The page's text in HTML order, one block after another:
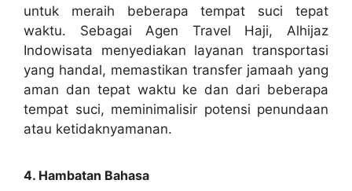
untuk meraih beberapa tempat suci tepat
waktu. Sebagai Agen Travel Haji, Alhijaz
Indowisata menyediakan layanan transportasi
yang handal, memastikan transfer jamaah yang
aman dan tepat waktu ke dan dari beberapa
tempat suci, meminimalisir potensi penundaan
atau ketidaknyamanan.
4. Hambatan Bahasa